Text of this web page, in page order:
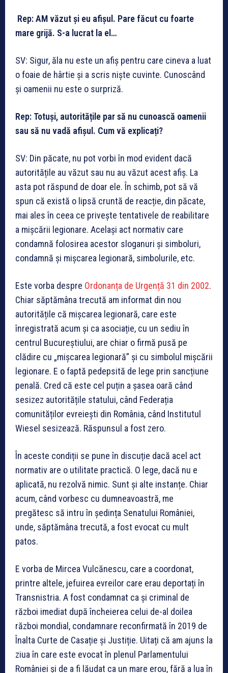
Rep: AM văzut și eu afișul. Pare făcut cu foarte
mare grijă. S-a lucrat la el…
SV: Sigur, ăla nu este un afiș pentru care cineva a luat
o foaie de hârtie și a scris niște cuvinte. Cunoscând
și oamenii nu este o surpriză.
Rep: Totuși, autoritățile par să nu cunoască oamenii
sau să nu vadă afișul. Cum vă explicați?
SV: Din păcate, nu pot vorbi în mod evident dacă
autoritățile au văzut sau nu au văzut acest afiș. La
asta pot răspund de doar ele. În schimb, pot să vă
spun că există o lipsă cruntă de reacție, din păcate,
mai ales în ceea ce privește tentativele de reabilitare
a mișcării legionare. Același act normativ care
condamnă folosirea acestor sloganuri și simboluri,
condamnă și mișcarea legionară, simbolurile, etc.
Este vorba despre Ordonanța de Urgență 31 din 2002.
Chiar săptămâna trecută am informat din nou
autoritățile că mișcarea legionară, care este
înregistrată acum și ca asociație, cu un sediu în
centrul Bucureștiului, are chiar o firmă pusă pe
clădire cu „mișcarea legionară” și cu simbolul mișcării
legionare. E o faptă pedepsită de lege prin sancțiune
penală. Cred că este cel puțin a șasea oară când
sesizez autoritățile statului, când Federația
comunităților evreiești din România, când Institutul
Wiesel sesizează. Răspunsul a fost zero.
În aceste condiții se pune în discuție dacă acel act
normativ are o utilitate practică. O lege, dacă nu e
aplicată, nu rezolvă nimic. Sunt și alte instanțe. Chiar
acum, când vorbesc cu dumneavoastră, me
pregătesc să intru în ședința Senatului României,
unde, săptămâna trecută, a fost evocat cu mult
patos.
E vorba de Mircea Vulcănescu, care a coordonat,
printre altele, jefuirea evreilor care erau deportați în
Transnistria. A fost condamnat ca și criminal de
război imediat după încheierea celui de-al doilea
război mondial, condamnare reconfirmată în 2019 de
Înalta Curte de Casație și Justiție. Uitați că am ajuns la
ziua în care este evocat în plenul Parlamentului
României și de a fi lăudat ca un mare erou, fără a lua în